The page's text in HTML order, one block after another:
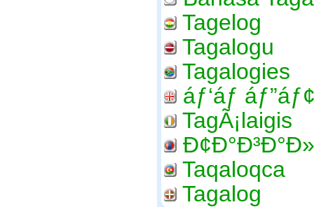
Tagelog
Tagalogu
Tagalogies
áƒ‘áƒ
TagÃ¡laigis
Taqaloqca
Tagalog